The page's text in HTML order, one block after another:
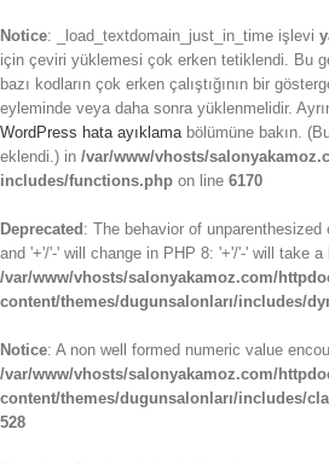
Notice: _load_textdomain_just_in_time işlevi
için çeviri yüklemesi çok erken tetiklendi. Bu
bazı kodların çok erken çalıştığının bir
eyleminde veya daha sonra yüklenmelidir.
WordPress hata ayıklamabölümüne bakın.
eklendi.) in /var/www/vhosts/
includes/functions.php on line 6170
Deprecated : The behavior of
and '+'/'-' will change in PHP 8: '+'/'-' will take a
/var/www/vhosts/salonyakamoz.com/
content/themes/dugunsalonları/includes/
Notice: A non well formed numeric value
/var/www/vhosts/salonyakamoz.com/
content/themes/dugunsalonları/includes/
528